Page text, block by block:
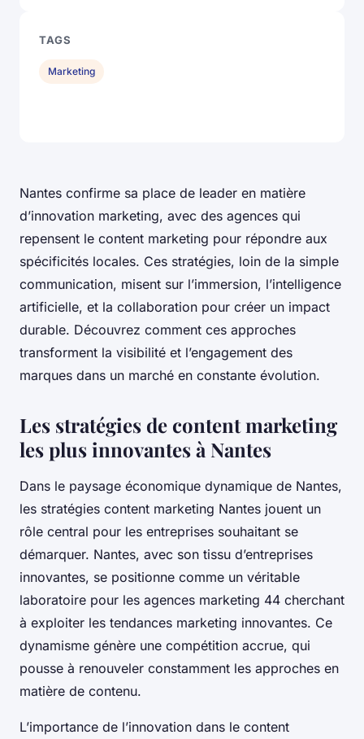
Nantes confirme sa place de leader en matière
d’innovation marketing, avec des agences qui
repensent le content marketing pour répondre aux
spécificités locales. Ces stratégies, loin de la simple
communication, misent sur l’immersion, l’intelligence
artificielle, et la collaboration pour créer un impact
durable. Découvrez comment ces approches
transforment la visibilité et l’engagement des
marques dans un marché en constante évolution.
Les stratégies de content marketing
les plus innovantes à Nantes
Dans le paysage économique dynamique de Nantes,
les stratégies content marketing Nantes jouent un
rôle central pour les entreprises souhaitant se
démarquer. Nantes, avec son tissu d’entreprises
innovantes, se positionne comme un véritable
laboratoire pour les agences marketing 44 cherchant
à exploiter les tendances marketing innovantes. Ce
dynamisme génère une compétition accrue, qui
pousse à renouveler constamment les approches en
matière de contenu.
L’importance de l’innovation dans le content
TAGS
Marketing